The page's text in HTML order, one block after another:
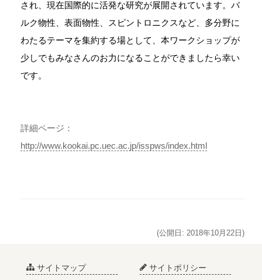
され、現在国際的に活発な研究が展開されています。バ
ルク物性、表面物性、スピントロニクスなど、多分野に
わたるテーマを集約する場として、本ワークショップが
少しでもみなさんのお力になることができましたら幸い
です。
詳細ページ：
http://www.kookai.pc.uec.ac.jp/isspws/index.html
(公開日: 2018年10月22日)
サイトマップ サイトポリシー